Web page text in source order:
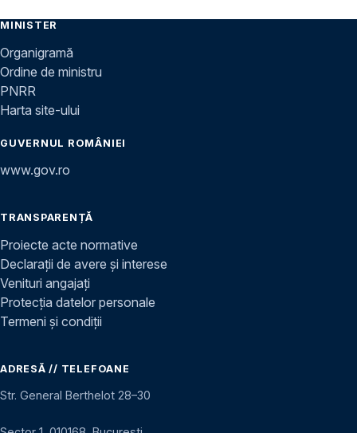
MINISTER
Organigramă
Ordine de ministru
PNRR
Harta site-ului
GUVERNUL ROMÂNIEI
www.gov.ro
TRANSPARENȚĂ
Proiecte acte normative
Declarații de avere și interese
Venituri angajați
Protecția datelor personale
Termeni și condiții
ADRESĂ // TELEFOANE
Str. General Berthelot 28–30